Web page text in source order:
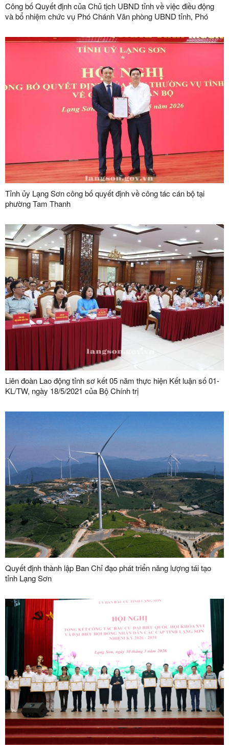
Công bố Quyết định của Chủ tịch UBND tỉnh về việc điều động
và bổ nhiệm chức vụ Phó Chánh Văn phòng UBND tỉnh, Phó
thông tỉnh
Tỉnh ủy Lạng Sơn công bố quyết định về công tác cán bộ tại
phường Tam Thanh
Liên đoàn Lao động tỉnh sơ kết 05 năm thực hiện Kết luận số 01-
KL/TW, ngày 18/5/2021 của Bộ Chính trị
Quyết định thành lập Ban Chỉ đạo phát triển năng lượng tái tạo
tỉnh Lạng Sơn